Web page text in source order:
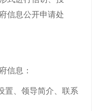
信息公开申请处
信息：
置、领导简介、联系